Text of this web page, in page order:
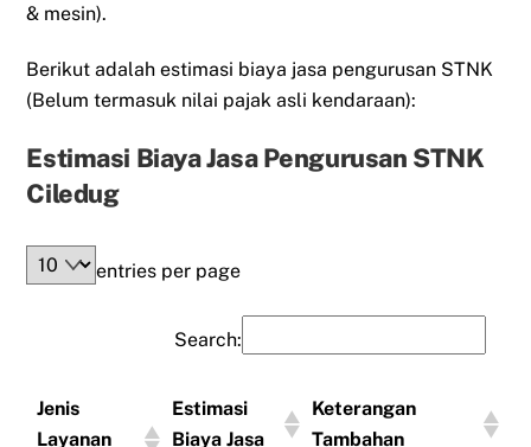
& mesin).
Berikut adalah estimasi biaya jasa pengurusan STNK
(Belum termasuk nilai pajak asli kendaraan):
Estimasi Biaya Jasa Pengurusan STNK
Ciledug
entries per page
Search:
Jenis
Layanan
Estimasi
Biaya Jasa
Keterangan
Tambahan